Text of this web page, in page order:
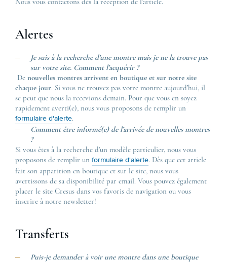
Alertes
Je suis à la recherche d’une montre mais je ne la trouve pas
sur votre site. Comment l’acquérir ?
De nouvelles montres arrivent en boutique et sur notre site
chaque jour. Si vous ne trouvez pas votre montre aujourd’hui, il
se peut que nous la recevions demain. Pour que vous en soyez
rapidement averti(e), nous vous proposons de remplir un
formulaire d'alerte.
Comment être informé(e) de l’arrivée de nouvelles montres
?
Si vous êtes à la recherche d’un modèle particulier, nous vous
proposons de remplir un formulaire d'alerte. Dès que cet article
fait son apparition en boutique et sur le site, nous vous
avertissons de sa disponibilité par email. Vous pouvez également
placer le site Cresus dans vos favoris de navigation ou vous
inscrire à notre newsletter!
Transferts
Puis-je demander à voir une montre dans une boutique